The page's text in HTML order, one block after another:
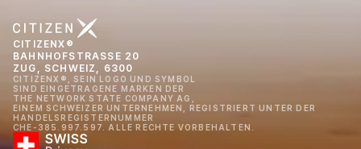
CITIZENX®
BAHNHOFSTRASSE 20
ZUG, SCHWEIZ, 6300
CITIZENX®, SEIN LOGO UND SYMBOL
SIND EINGETRAGENE MARKEN DER
THE NETWORK STATE COMPANY AG,
EINEM SCHWEIZER UNTERNEHMEN, REGISTRIERT UNTER DER
HANDELSREGISTERNUMMER
CHE-385.997.597. ALLE RECHTE VORBEHALTEN.